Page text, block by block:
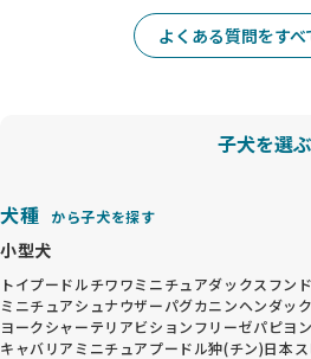
よくある質問をすべ
子犬を選ぶ
犬種 から子犬を探す
小型犬
トイプードルチワワミニチュアダックスフンド
ミニチュアシュナウザーパグカニンヘンダッ
ヨークシャーテリアビションフリーゼパピヨン
キャバリア ミニチュアプードル狆(チン)日本